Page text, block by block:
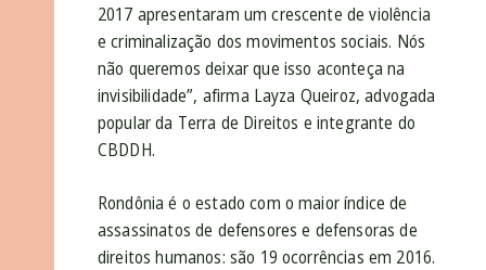
2017 apresentaram um crescente de violência
e criminalização dos movimentos sociais. Nós
não queremos deixar que isso aconteça na
invisibilidade”, afirma Layza Queiroz, advogada
popular da Terra de Direitos e integrante do
CBDDH.
Rondônia é o estado com o maior índice de
assassinatos de defensores e defensoras de
direitos humanos: são 19 ocorrências em 2016.